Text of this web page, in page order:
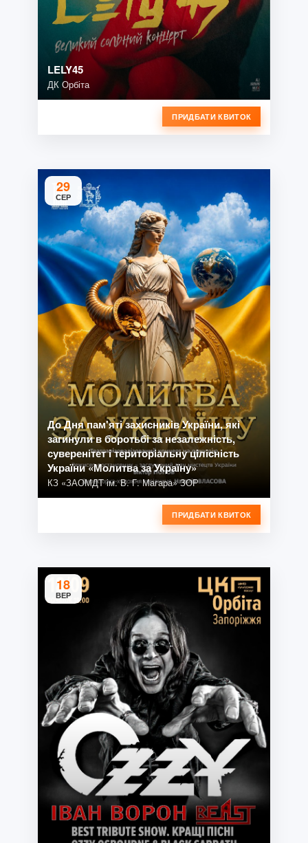
LELY45
ДК Орбіта
ПРИДБАТИ КВИТОК
29
СЕР
До Дня пам'яті захисників України, які
загинули в боротьбі за незалежність,
суверенітет і територіальну цілісність
України «Молитва за Україну»
КЗ «ЗАОМДТ ім. В. Г. Магара» ЗОР
ПРИДБАТИ КВИТОК
18
ВЕР